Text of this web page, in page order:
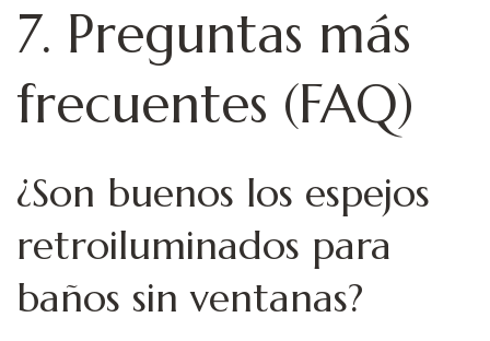
7. Preguntas más
frecuentes (FAQ)
¿Son buenos los espejos
retroiluminados para
baños sin ventanas?